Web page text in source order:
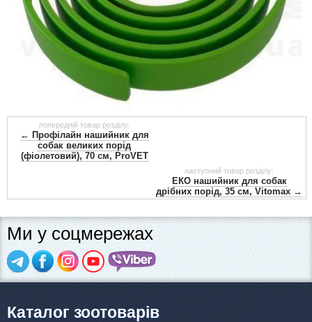
попередній товар розділу:
← Профілайн нашийник для
собак великих порід
(фіолетовий), 70 см, ProVET
наступний товар розділу:
ЕКО нашийник для собак
дрібних порід, 35 см, Vitomax →
Ми у соцмережах
Каталог зоотоварів